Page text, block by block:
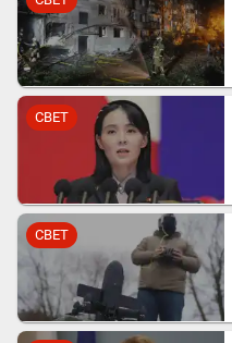
СВЕТ
СВЕТ